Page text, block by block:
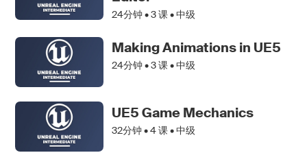
24分钟 •3课 • 中级
Making Animations in UE5
24分钟 •3课 • 中级
UE5 Game Mechanics
32分钟 •4课 • 中级